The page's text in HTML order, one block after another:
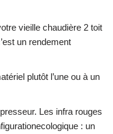
vieille chaudière 2 toit
un rendement
plutôt l’une ou à un
Les infra rouges
: un